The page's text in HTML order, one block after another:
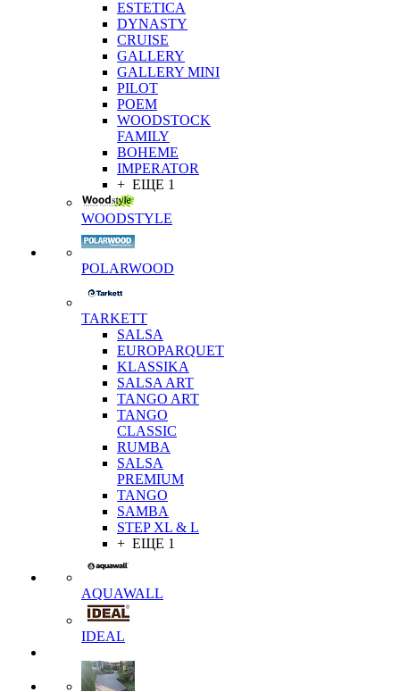
ESTETICA
DYNASTY
CRUISE
GALLERY
GALLERY MINI
PILOT
POEM
WOODSTOCK
FAMILY
BOHEME
IMPERATOR
+ ЕЩЕ 1
WOODSTYLE
POLARWOOD
TARKETT
SALSA
EUROPARQUET
KLASSIKA
SALSA ART
TANGO ART
TANGO
CLASSIC
RUMBA
SALSA
PREMIUM
TANGO
SAMBA
STEP XL & L
+ ЕЩЕ 1
AQUAWALL
IDEAL